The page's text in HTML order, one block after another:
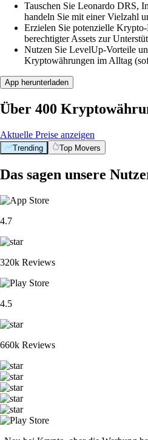
Tauschen Sie Leonardo DRS,
handeln Sie mit einer Vielzahl
Erzielen Sie potenzielle
berechtigter Assets zur
Nutzen Sie LevelUp-Vorteile
Kryptowährungen im Alltag
App herunterladen
Über 400
Aktuelle Preise anzeigen
Trending Top Movers
Das sagen unsere
4.7
320k Reviews
4.5
660k Reviews